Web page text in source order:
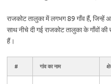
राजकोट तालुका में लगभग 89 गाँव हैं,
साथ नीचे दी गई राजकोट तालुका के
हैं।
# गांव का नाम